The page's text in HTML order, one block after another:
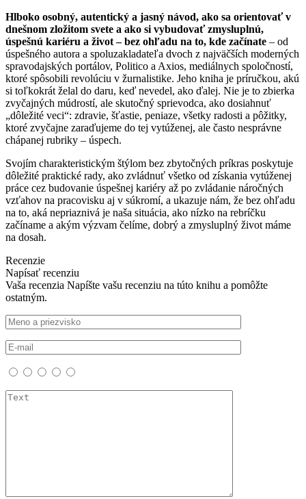
Hlboko osobný, autentický a jasný návod, ako sa orientovať v
dnešnom zložitom svete a ako si vybudovať zmysluplnú,
úspešnú kariéru a život – bez ohľadu na to, kde začínate – od
úspešného autora a spoluzakladateľa dvoch z najväčších moderných
spravodajských portálov, Politico a Axios, mediálnych spoločností,
ktoré spôsobili revolúciu v žurnalistike. Jeho kniha je príručkou, akú
si toľkokrát želal do daru, keď nevedel, ako ďalej. Nie je to zbierka
zvyčajných múdrostí, ale skutočný sprievodca, ako dosiahnuť
„dôležité veci“: zdravie, šťastie, peniaze, všetky radosti a pôžitky,
ktoré zvyčajne zaraďujeme do tej vytúženej, ale často nesprávne
chápanej rubriky – úspech.
Svojím charakteristickým štýlom bez zbytočných príkras poskytuje
dôležité praktické rady, ako zvládnuť všetko od získania vytúženej
práce cez budovanie úspešnej kariéry až po zvládanie náročných
vzťahov na pracovisku aj v súkromí, a ukazuje nám, že bez ohľadu
na to, aká nepriaznivá je naša situácia, ako nízko na rebríčku
začíname a akým výzvam čelíme, dobrý a zmysluplný život máme
na dosah.
Recenzie
Napísať recenziu
Vaša recenzia Napíšte vašu recenziu na túto knihu a pomôžte
ostatným.